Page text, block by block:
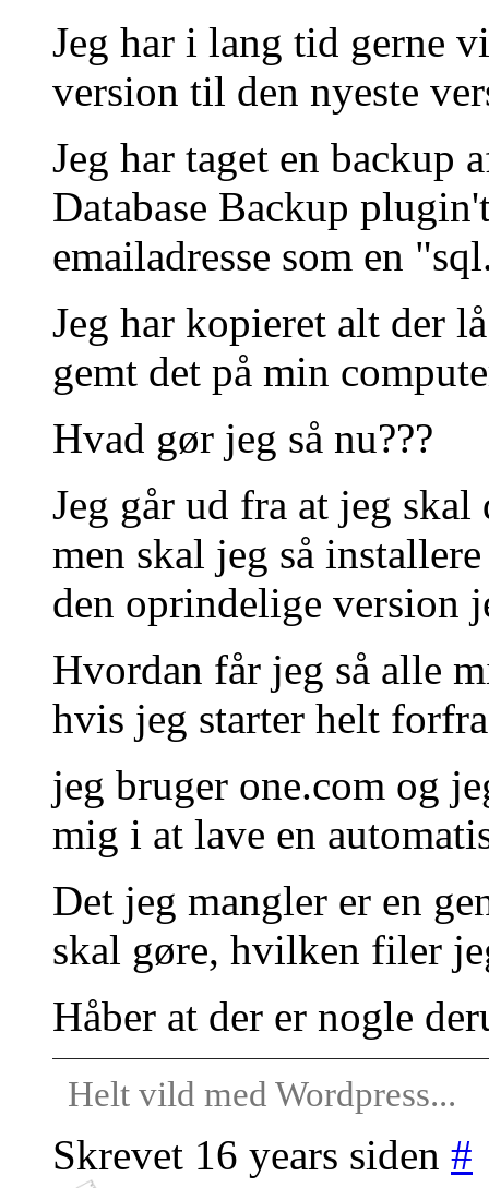
Jeg har i lang tid gerne
version til den nyeste
Jeg har taget en backup
Database Backup
emailadresse som en
Jeg har kopieret alt der
gemt det på min
Hvad gør jeg så nu???
Jeg går ud fra at jeg
men skal jeg så
den oprindelige version
Hvordan får jeg så alle
hvis jeg starter helt
jeg bruger one.com og
mig i at lave en
Det jeg mangler er en
skal gøre, hvilken filer
Håber at der er nogle
Helt vild med Wordpress...
Skrevet 16 years siden #